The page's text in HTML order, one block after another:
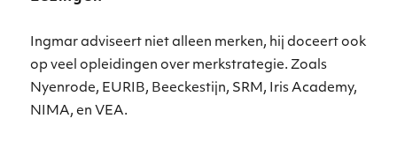
Ingmar adviseert niet alleen merken, hij doceert ook
op veel opleidingen over merkstrategie. Zoals
Nyenrode, EURIB, Beeckestijn, SRM, Iris Academy,
NIMA, en VEA.